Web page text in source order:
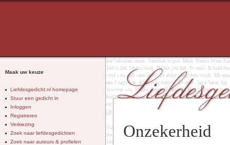
Onzekerheid
Maak uw keuze
Liefdesgedicht.nl homepage
Stuur een gedicht in
Inloggen
Registreren
Verkiezing
Zoek naar liefdesgedichten
Zoek naar auteurs & profielen